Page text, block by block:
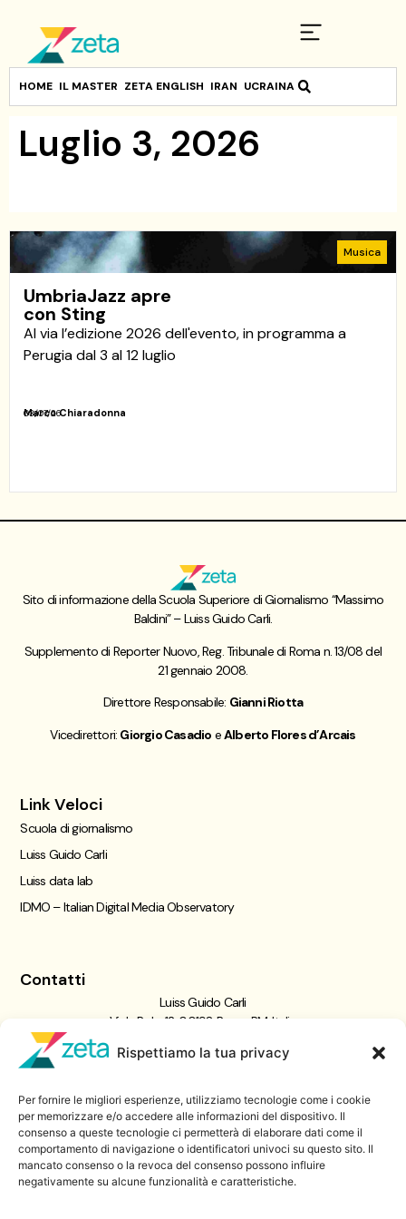
Rispettiamo la tua privacy
Per fornire le migliori esperienze, utilizziamo tecnologie come i cookie
per memorizzare e/o accedere alle informazioni del dispositivo. Il
consenso a queste tecnologie ci permetterà di elaborare dati come il
comportamento di navigazione o identificatori univoci su questo sito. Il
mancato consenso o la revoca del consenso possono influire
negativamente su alcune funzionalità e caratteristiche.
HOME IL MASTER ZETA ENGLISH IRAN UCRAINA
Luglio 3, 2026
Musica
UmbriaJazz apre
con Sting
Al via l’edizione 2026 dell'evento, in programma a
Perugia dal 3 al 12 luglio
03/07/26
Marco Chiaradonna
Sito di informazione della Scuola Superiore di Giornalismo “Massimo
Baldini” – Luiss Guido Carli.
Supplemento di Reporter Nuovo, Reg. Tribunale di Roma n. 13/08 del
21 gennaio 2008.
Direttore Responsabile: Gianni Riotta
Vicedirettori: Giorgio Casadio eAlberto Flores d’Arcais
Link Veloci
Scuola di giornalismo
Luiss Guido Carli
Luiss data lab
IDMO – Italian Digital Media Observatory
Contatti
Luiss Guido Carli
Viale Pola, 12, 00198 Roma RM, Italia
06 8522 5358
Iscriviti a
Zeta Data Lab
Iscriviti alla nostra newsletter